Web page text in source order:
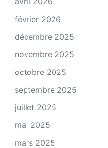
février 2026
décembre 2025
novembre 2025
octobre 2025
septembre 2025
juillet 2025
mai 2025
mars 2025